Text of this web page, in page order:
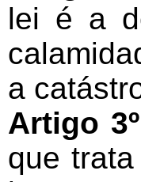
lei é a
a
Artigo
que